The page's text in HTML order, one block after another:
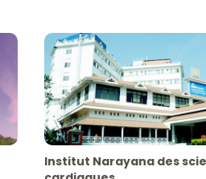
Institut Narayana des